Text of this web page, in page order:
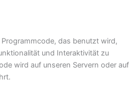
das benutzt wird,
und Interaktivität zu
wird auf unseren Servern oder auf